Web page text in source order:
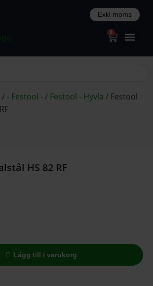
0
/ - Festool -/ Festool - Hyvla / Festool
HS 82 RF
Lägg till i varukorg